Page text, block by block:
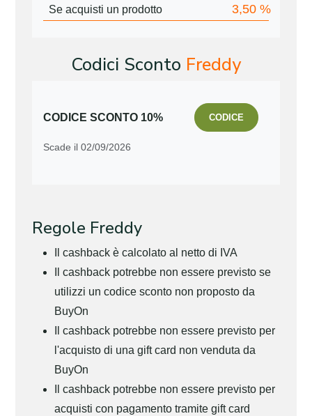
Se acquisti un prodotto 3,50 %
Codici Sconto Freddy
CODICE SCONTO 10% CODICE
Scade il 02/09/2026
Regole Freddy
Il cashback è calcolato al netto di IVA
Il cashback potrebbe non essere previsto se
utilizzi un codice sconto non proposto da
BuyOn
Il cashback potrebbe non essere previsto per
l'acquisto di una gift card non venduta da
BuyOn
Il cashback potrebbe non essere previsto per
acquisti con pagamento tramite gift card